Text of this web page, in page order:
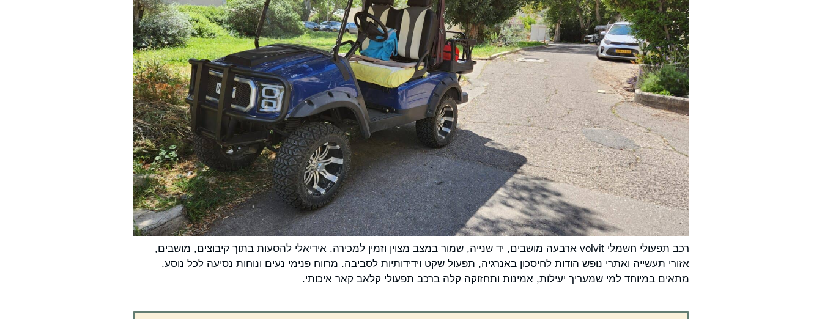
רכב תפעולי חשמלי volvit ארבעה מושבים, יד שנייה, שמור במצב מצוין וזמין למכירה. אידיאלי להסעות בתוך קיבוצים, מושבים,
אזורי תעשייה ואתרי נופש הודות לחיסכון באנרגיה, תפעול שקט וידידותיות לסביבה. מרווח פנימי נעים ונוחות נסיעה לכל נוסע.
מתאים במיוחד למי שמעריך יעילות, אמינות ותחזוקה קלה ברכב תפעולי קלאב קאר איכותי.